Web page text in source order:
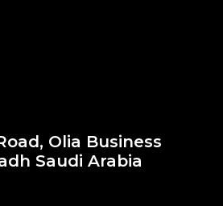
Olia Business
Saudi Arabia